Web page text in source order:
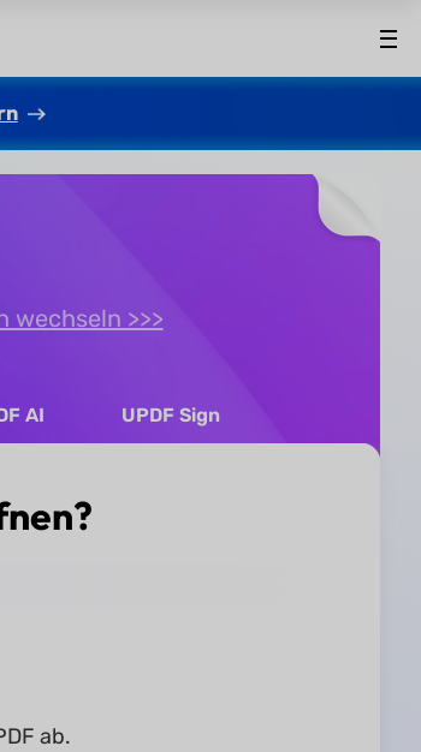
wechseln >>>
AI UPDF Sign
ab.